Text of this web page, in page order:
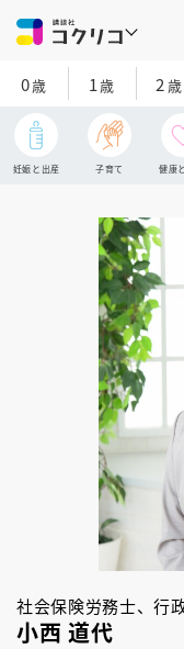
0歳 1歳 2 歳
妊娠と出産 子育て 健康
社会保険労務士、行
小西 道代